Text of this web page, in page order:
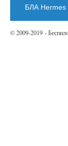
БЛА Hermes
© 2009-2019 -